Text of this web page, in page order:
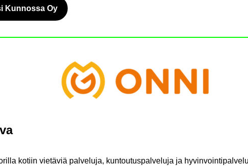
Siir­ryt toi­seen pal­ve­luun
Kun­nos­sa Oy
ko­tiin vie­tä­viä pal­ve­lu­ja, kun­tou­tus­pal­ve­lu­ja ja